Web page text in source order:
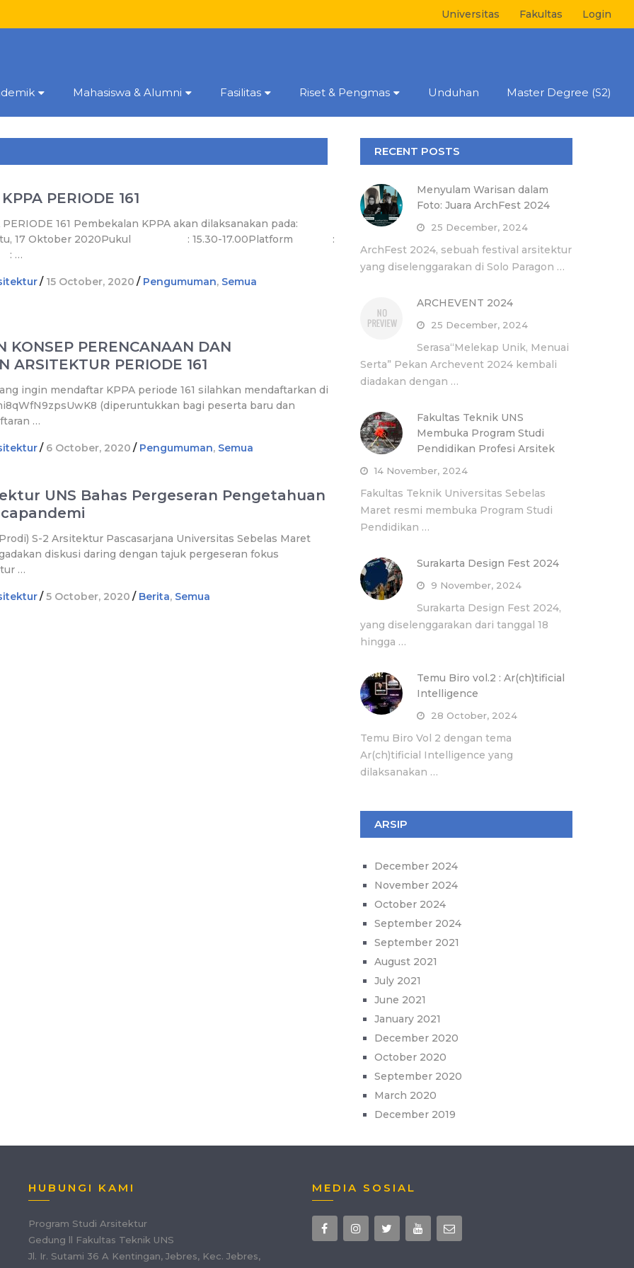
Universitas Fakultas Login
Mahasiswa & Alumni Fasilitas Riset & Pengmas Unduhan Master Degree (S2)
PERIODE 161
161 Pembekalan KPPA akan dilaksanakan pada:
17 Oktober 2020Pukul : 15.30-17.00Platform :
…
/ 15 October, 2020 / Pengumuman, Semua
KONSEP PERENCANAAN DAN
ARSITEKTUR PERIODE 161
ingin mendaftar KPPA periode 161 silahkan mendaftarkan di
(diperuntukkan bagi peserta baru dan
…
/ 6 October, 2020 / Pengumuman, Semua
UNS Bahas Pergeseran Pengetahuan
S-2 Arsitektur Pascasarjana Universitas Sebelas Maret
diskusi daring dengan tajuk pergeseran fokus
…
/ 5 October, 2020 / Berita, Semua
RECENT POSTS
Menyulam Warisan dalam
Foto: Juara ArchFest 2024
25 December, 2024
ArchFest 2024, sebuah festival arsitektur
yang diselenggarakan di Solo Paragon …
ARCHEVENT 2024
25 December, 2024
Serasa“Melekap Unik, Menuai
Serta” Pekan Archevent 2024 kembali
diadakan dengan …
Fakultas Teknik UNS
Membuka Program Studi
Pendidikan Profesi Arsitek
14 November, 2024
Fakultas Teknik Universitas Sebelas
Maret resmi membuka Program Studi
Pendidikan …
Surakarta Design Fest 2024
9 November, 2024
Surakarta Design Fest 2024,
yang diselenggarakan dari tanggal 18
hingga …
Temu Biro vol.2 : Ar(ch)tificial
Intelligence
28 October, 2024
Temu Biro Vol 2 dengan tema
Ar(ch)tificial Intelligence yang
dilaksanakan …
ARSIP
December 2024
November 2024
October 2024
September 2024
September 2021
August 2021
July 2021
June 2021
January 2021
December 2020
October 2020
September 2020
March 2020
December 2019
HUBUNGI KAMI
Program Studi Arsitektur
Gedung ll Fakultas Teknik UNS
Jl. Ir. Sutami 36 A Kentingan, Jebres, Kec. Jebres,
MEDIA SOSIAL